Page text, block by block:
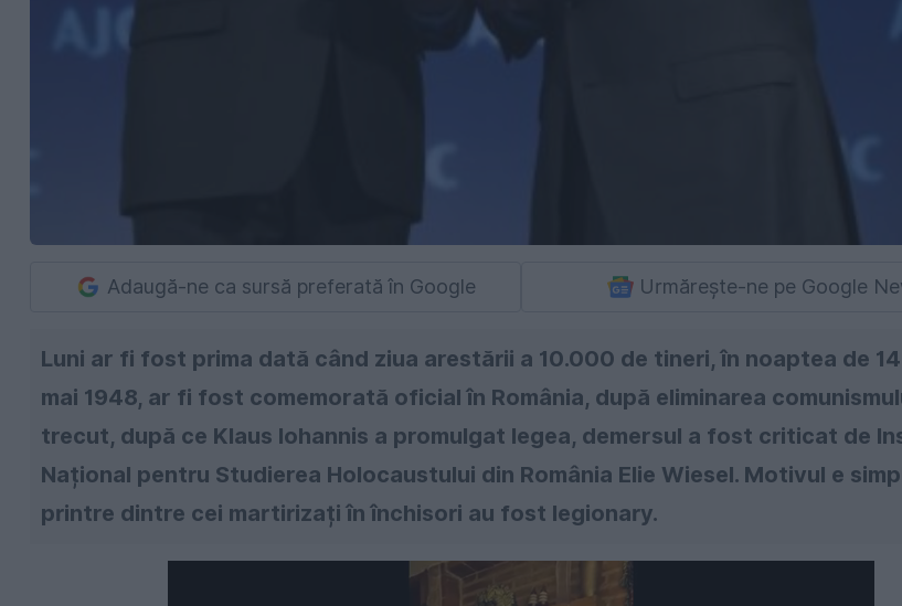
Adaugă-ne ca sursă preferată în Google Urmărește-ne pe Google
Luni ar fi fost prima dată când ziua arestării a 10.000 de tineri, în noaptea de
mai 1948, ar fi fost comemorată oficial în România, după eliminarea
trecut, după ce Klaus Iohannis a promulgat legea, demersul a fost criticat de
Național pentru Studierea Holocaustului din România Elie Wiesel. Motivul e
printre dintre cei martirizați în închisori au fost legionary.